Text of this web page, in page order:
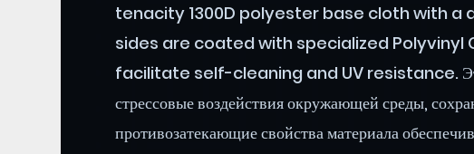
tenacity 1300D polyester base cloth with
sides are coated with specialized Polyvinyl
facilitate self-cleaning and UV resistance. Эта
стрессовые воздействия окружающей среды,
противозатекающие свойства материала